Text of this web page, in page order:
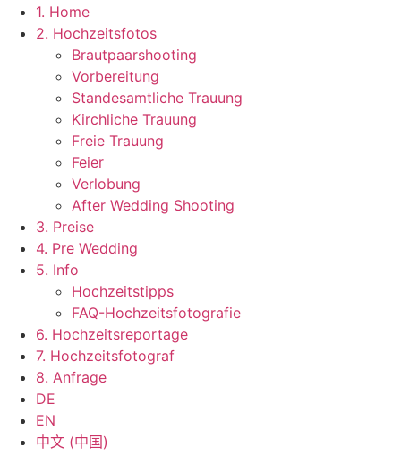
1. Home
2. Hochzeitsfotos
Brautpaarshooting
Vorbereitung
Standesamtliche Trauung
Kirchliche Trauung
Freie Trauung
Feier
Verlobung
After Wedding Shooting
3. Preise
4. Pre Wedding
5. Info
Hochzeitstipps
FAQ-Hochzeitsfotografie
6. Hochzeitsreportage
7. Hochzeitsfotograf
8. Anfrage
DE
EN
中文 (中国)